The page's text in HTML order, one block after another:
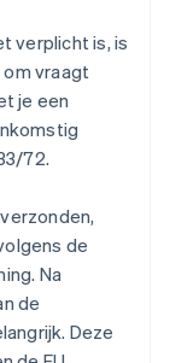
verplicht is, is
om vraagt
je een
72.
de
Na
de
Deze